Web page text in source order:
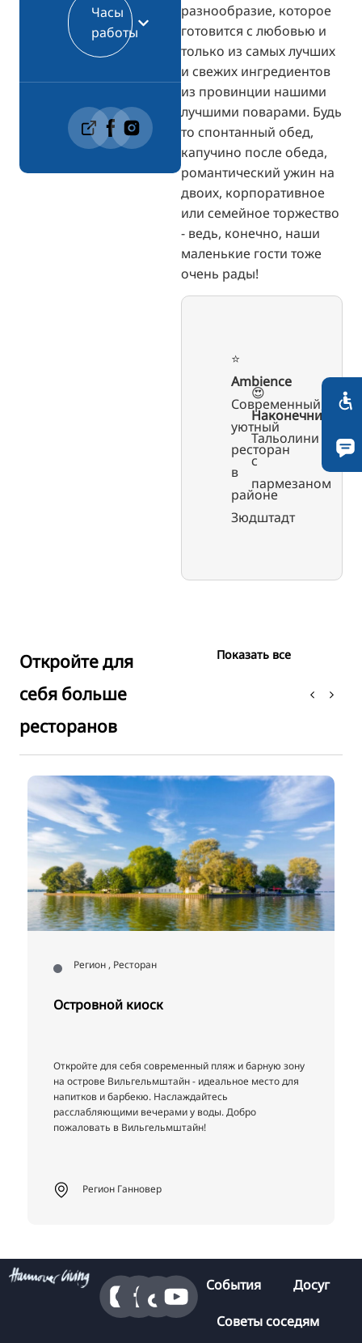
разнообразие, которое
готовится с любовью и
только из самых лучших
и свежих ингредиентов
из провинции нашими
лучшими поварами. Будь
то спонтанный обед,
капучино после обеда,
романтический ужин на
двоих, корпоративное
или семейное торжество
- ведь, конечно, наши
маленькие гости тоже
очень рады!
⭐️
Ambience
Современный,
уютный
ресторан
в
районе
Зюдштадт
😍
Наконечник
Тальолини
с
пармезаном
Часы
работы
Откройте для
себя больше
ресторанов
Показать все
Регион , Ресторан
Островной киоск
Откройте для себя современный пляж и барную зону
на острове Вильгельмштайн - идеальное место для
напитков и барбекю. Наслаждайтесь
расслабляющими вечерами у воды. Добро
пожаловать в Вильгельмштайн!
Регион Ганновер
События Досуг
Советы соседям